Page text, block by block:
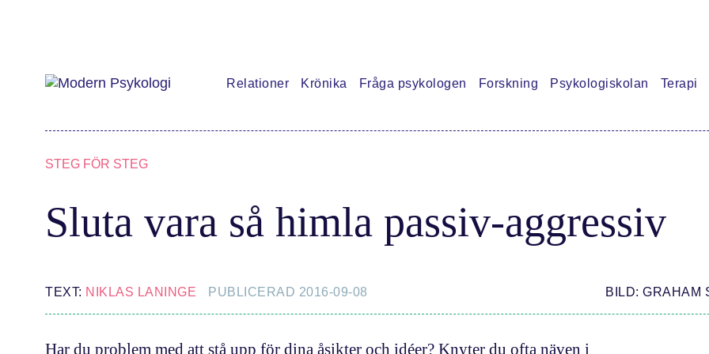
Relationer Krönika Fråga psykologen Forskning Psykologiskolan Terapi
Klassiska experiment
Hjärnan
STEG FÖR STEG
Sluta vara så himla passiv-aggressiv
TEXT: NIKLAS LANINGE PUBLICERAD 2016-09-08 BILD: GRAHAM
Har du problem med att stå upp för dina åsikter och idéer? Knyter du ofta näven i